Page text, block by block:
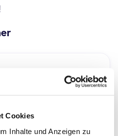
Cookies
Inhalte und Anzeigen zu